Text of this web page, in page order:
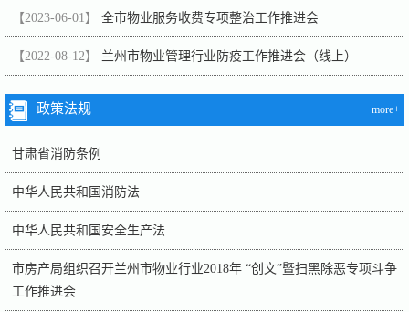
【2023-06-01】 全市物业服务收费专项整治工作推进会
【2022-08-12】 兰州市物业管理行业防疫工作推进会（线上）
政策法规 more+
甘肃省消防条例
中华人民共和国消防法
中华人民共和国安全生产法
市房产局组织召开兰州市物业行业2018年 “创文”暨扫黑除恶专项斗争
工作推进会